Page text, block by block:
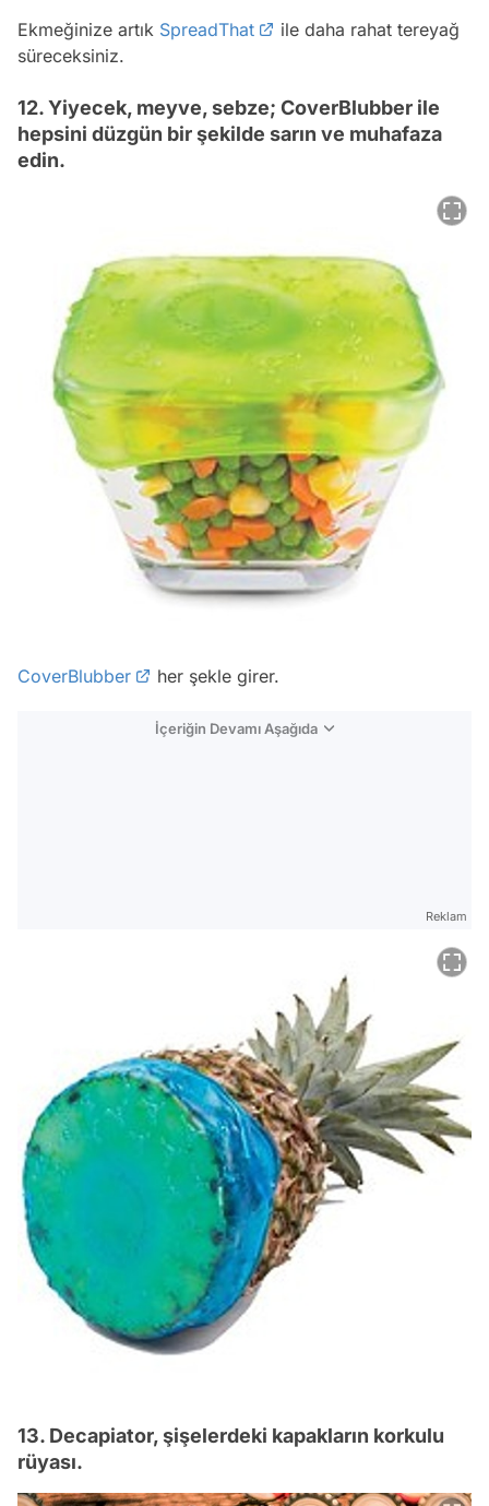
Ekmeğinize artık SpreadThat
ile daha rahat tereyağ
süreceksiniz.
12. Yiyecek, meyve, sebze; CoverBlubber ile
hepsini düzgün bir şekilde sarın ve muhafaza
edin.
CoverBlubber her şekle girer.
İçeriğin Devamı Aşağıda
Reklam
13. Decapiator, şişelerdeki kapakların korkulu
rüyası.